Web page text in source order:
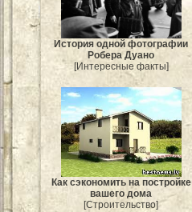
История одной фотографии
Робера Дуано
[Интересные факты]
Как сэкономить на постройке
вашего дома
[Строительство]